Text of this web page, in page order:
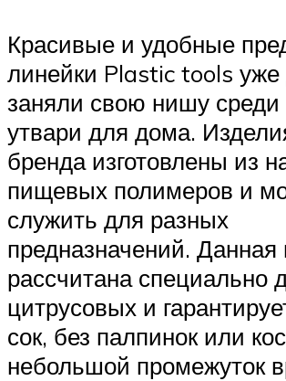
Красивые и удобные
линейки Plastic tools уже
заняли свою нишу среди
утвари для дома.
бренда изготовлены из
пищевых полимеров и
служить для разных
предназначений.
рассчитана специально
цитрусовых и
сок, без палпинок или
небольшой промежуток